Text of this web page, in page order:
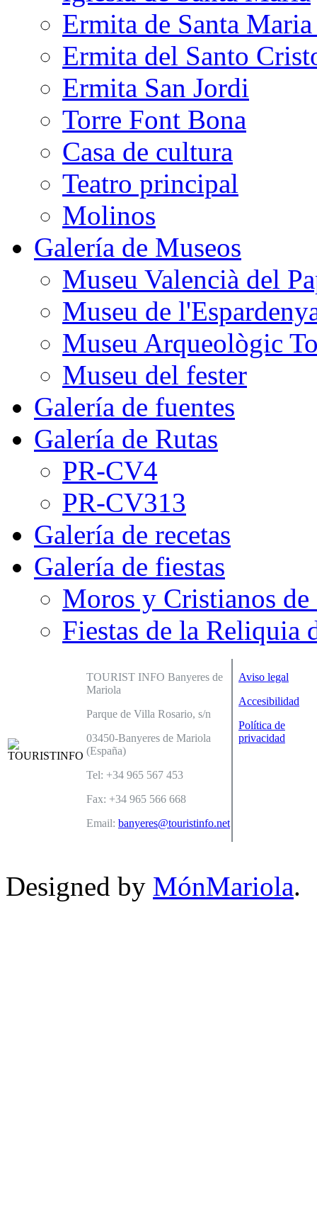
Ermita de Santa
Ermita del Santo
Ermita San Jordi
Torre Font Bona
Casa de cultura
Teatro principal
Molinos
Galería de Museos
Museu Valencià del
Museu de
Museu Arqueològic
Museu del fester
Galería de fuentes
Galería de Rutas
PR-CV4
PR-CV313
Galería de recetas
Galería de fiestas
Moros y Cristianos de
Fiestas de la Reliquia
TOURIST INFO Banyeres de
Mariola
Parque de Villa Rosario, s/n
03450-Banyeres de Mariola
(España)
Tel: +34 965 567 453
Fax: +34 965 566 668
Email: banyeres@touristinfo.net
Aviso legal
Accesibilidad
Política de
privacidad
Designed by MónMariola.